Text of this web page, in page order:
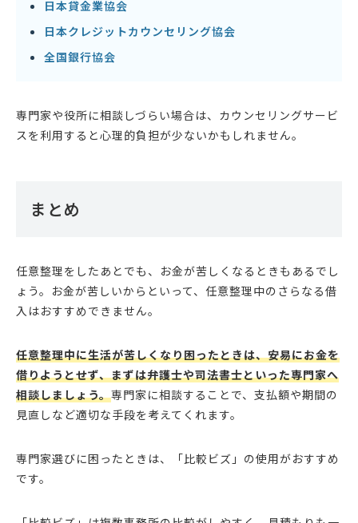
日本貸金業協会
日本クレジットカウンセリング協会
全国銀行協会
専門家や役所に相談しづらい場合は、カウンセリングサービ
スを利用すると心理的負担が少ないかもしれません。
まとめ
任意整理をしたあとでも、お金が苦しくなるときもあるでし
ょう。お金が苦しいからといって、任意整理中のさらなる借
入はおすすめできません。
任意整理中に生活が苦しくなり困ったときは、安易にお金を
借りようとせず、まずは弁護士や司法書士といった専門家へ
相談しましょう。専門家に相談することで、支払額や期間の
見直しなど適切な手段を考えてくれます。
専門家選びに困ったときは、「比較ビズ」の使用がおすすめ
です。